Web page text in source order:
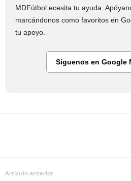
MDFútbol ecesita tu ayuda.
marcándonos como favoritos en
tu apoyo.
Síguenos en Google
Artículo anterior